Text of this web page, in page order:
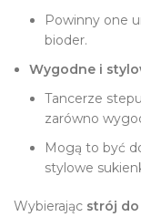
Powinny one
bioder.
Wygodne i
Tancerze
zarówno
Mogą to być
stylowe
Wybierając strój